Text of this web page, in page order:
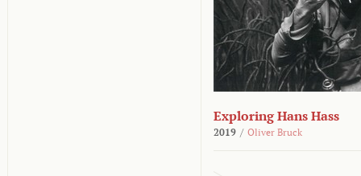
Exploring Hans Hass
2019 / Oliver Bruck